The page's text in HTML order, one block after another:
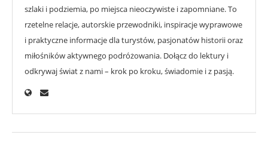
szlaki i podziemia, po miejsca nieoczywiste i zapomniane. To
rzetelne relacje, autorskie przewodniki, inspiracje wyprawowe
i praktyczne informacje dla turystów, pasjonatów historii oraz
miłośników aktywnego podróżowania. Dołącz do lektury i
odkrywaj świat z nami – krok po kroku, świadomie i z pasją.